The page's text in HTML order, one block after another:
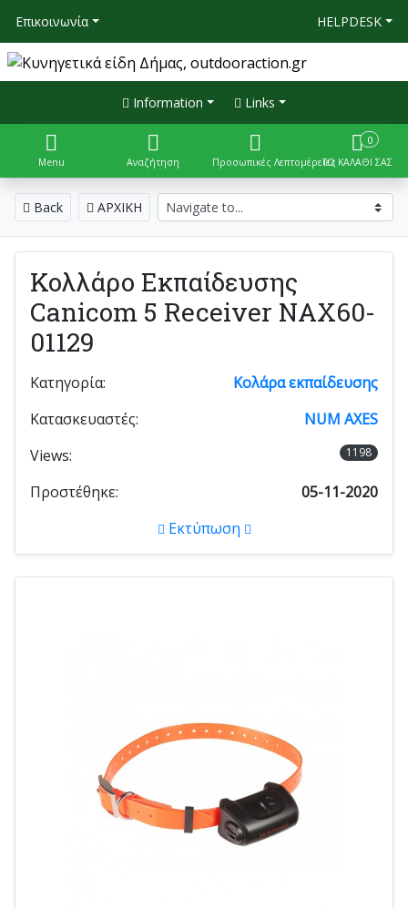
Επικοινωνία HELPDESK
Information Links
Menu Αναζήτηση Προσωπικές Λεπτομέρειες
0
ΤΟ ΚΑΛΑΘΙ ΣΑΣ
Back ΑΡΧΙΚΗ
Κολλάρο Εκπαίδευσης
Canicom 5 Receiver NAX60-
01129
Κατηγορία:
Κολάρα εκπαίδευσης
Κατασκευαστές:
NUM AXES
Views:
1198
Προστέθηκε:
05-11-2020
Εκτύπωση